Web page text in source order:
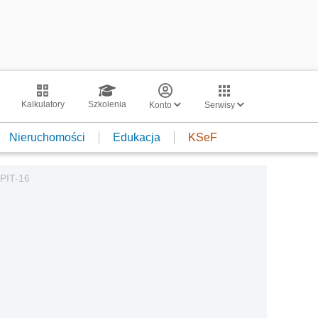
Kalkulatory Szkolenia Konto Serwisy
Nieruchomości Edukacja KSeF
16